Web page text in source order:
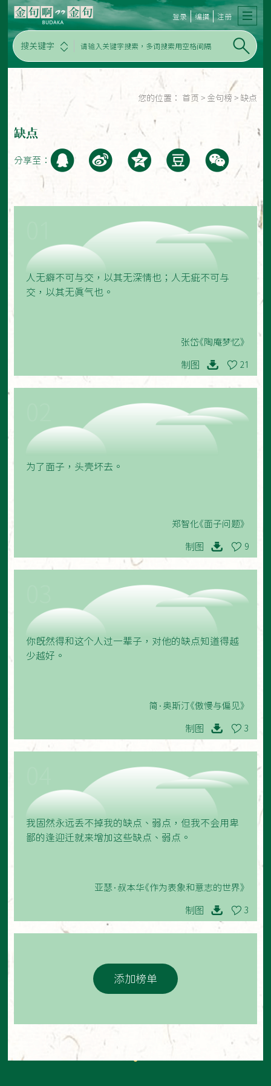
搜关键字
登录 编撰 注册
您的位置： 首页 > 金句榜 > 缺点
缺点
分享至：
人无癖不可与交，以其无深情也；人无疵不可与
交，以其无真气也。
张岱《陶庵梦忆》
制图 21
为了面子，头壳坏去。
郑智化《面子问题》
制图 9
你既然得和这个人过一辈子，对他的缺点知道得越
少越好。
简·奥斯汀《傲慢与偏见》
制图 3
我固然永远丢不掉我的缺点、弱点，但我不会用卑
鄙的逢迎迁就来增加这些缺点、弱点。
亚瑟·叔本华《作为表象和意志的世界》
制图 3
添加榜单